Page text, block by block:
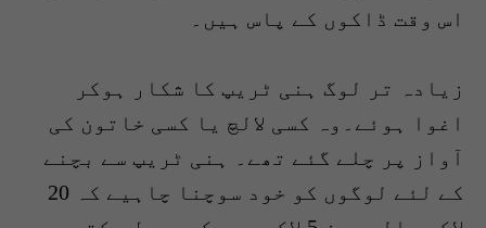
اس وقت ڈاکوں کے پاس ہیں۔
زیادہ تر لوگ ہنی ٹریپ کا شکار ہوکر
اغوا ہوئے۔وہ کسی لالچ یا کسی خاتون کی
آواز پر چلے گئے تھے۔ ہنی ٹریپ سے بچنے
کے لئے لوگوں کو خود سوچنا چاہیے کہ 20